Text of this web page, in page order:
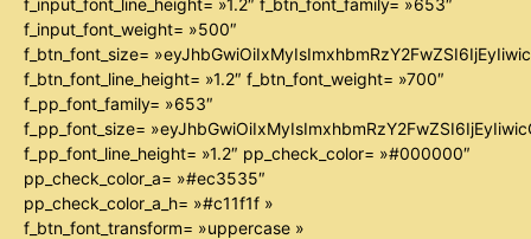
f_input_font_weight= »500″
f_btn_font_size=
f_btn_font_line_height= »1.2″ f_btn_font_weight= »700″
f_pp_font_family= »653″
f_pp_font_size=
f_pp_font_line_height= »1.2″ pp_check_color= »#000000″
pp_check_color_a= »#ec3535″
pp_check_color_a_h= »#c11f1f »
f_btn_font_transform= »uppercase »